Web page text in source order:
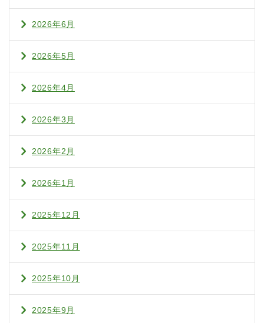
2026年6月
2026年5月
2026年4月
2026年3月
2026年2月
2026年1月
2025年12月
2025年11月
2025年10月
2025年9月